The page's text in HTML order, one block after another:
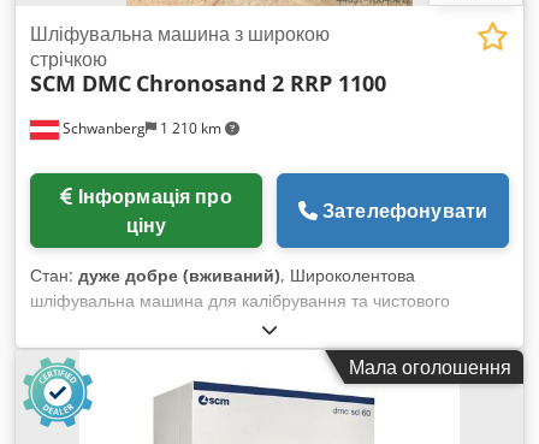
Schwanberg 1 210 km
Шліфувальна машина з широкою
стрічкою
SCM DMC Chronosand 2 RRP 1100
ціну
Зателефонувати
Стан: дуже добре (вживаний), Широколентова
шліфувальна машина для калібрування та чистового
шліфування Робоча ширина: 1100 мм Мін./макс. висота
деталі: 3–120 мм Потужність подаючого двигуна: 0,8 кВт
Швидкість шліфувальної стрічки: 18 м/с Розмір шліфстрічки:
1115 x 2620 мм Швидкість подачі: 4,5 / 9 м/хв Патрубок для
витяжки: 3 x 160 мм Підключення стисненого повітря: 6 бар
Мала оголошення